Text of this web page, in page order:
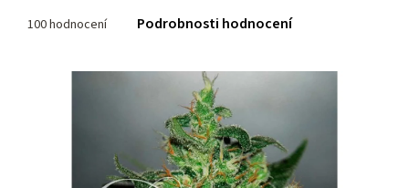
hodnocení
100 hodnocení Podrobnosti hodnocení